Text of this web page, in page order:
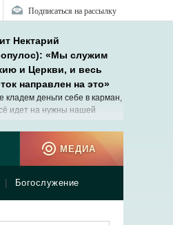
Подписаться на рассылку
Нектарий
«Мы служим
и Церкви, и весь
направлен на это»
кладем деньги себе в карман,
идет на нужны нашей
Богослужение
МЕДИА